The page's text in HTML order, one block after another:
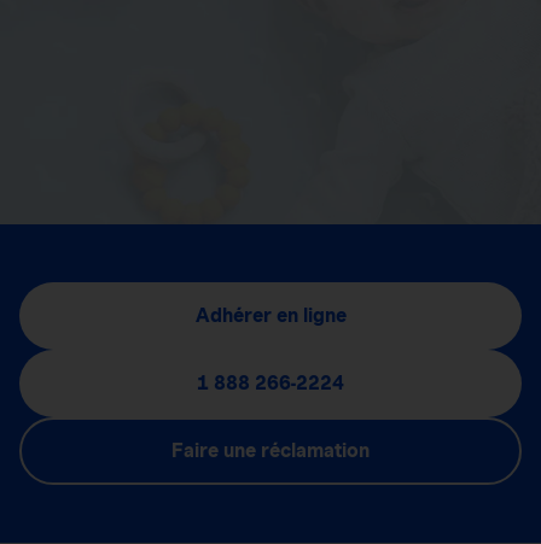
Adhérer en ligne
1 888 266-2224
Faire une réclamation